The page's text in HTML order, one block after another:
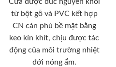
Cửa được đúc nguyên khối
từ bột gỗ và PVC kết hợp
CN cán phủ bề mặt bằng
keo kín khít, chịu được tác
động của môi trường nhiệt
đới nóng ẩm.